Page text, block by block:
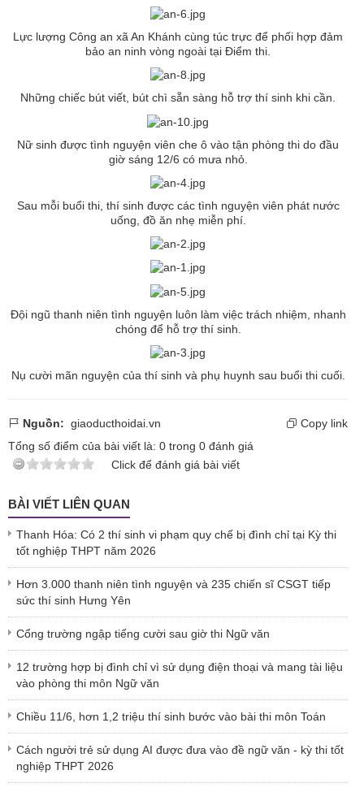
Lực lượng Công an xã An Khánh cùng túc trực để phối hợp đảm
bảo an ninh vòng ngoài tại Điểm thi.
Những chiếc bút viết, bút chì sẵn sàng hỗ trợ thí sinh khi cần.
Nữ sinh được tình nguyện viên che ô vào tận phòng thi do đầu
giờ sáng 12/6 có mưa nhỏ.
Sau mỗi buổi thi, thí sinh được các tình nguyện viên phát nước
uống, đồ ăn nhẹ miễn phí.
Đội ngũ thanh niên tình nguyện luôn làm việc trách nhiệm, nhanh
chóng để hỗ trợ thí sinh.
Nụ cười mãn nguyện của thí sinh và phụ huynh sau buổi thi cuối.
Nguồn: giaoducthoidai.vn
Copy link
Tổng số điểm của bài viết là: 0 trong 0 đánh giá
Click để đánh giá bài viết
BÀI VIẾT LIÊN QUAN
Thanh Hóa: Có 2 thí sinh vi phạm quy chế bị đình chỉ tại Kỳ thi
tốt nghiệp THPT năm 2026
Hơn 3.000 thanh niên tình nguyện và 235 chiến sĩ CSGT tiếp
sức thí sinh Hưng Yên
Cổng trường ngập tiếng cười sau giờ thi Ngữ văn
12 trường hợp bị đình chỉ vì sử dụng điện thoại và mang tài liệu
vào phòng thi môn Ngữ văn
Chiều 11/6, hơn 1,2 triệu thí sinh bước vào bài thi môn Toán
Cách người trẻ sử dụng AI được đưa vào đề ngữ văn - kỳ thi tốt
nghiệp THPT 2026